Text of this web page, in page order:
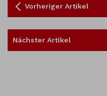
Vorheriger Artikel
Nächster Artikel